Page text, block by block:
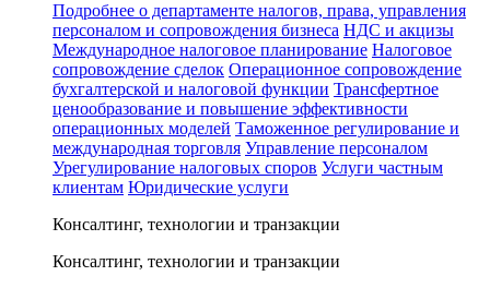
Подробнее о департаменте налогов, права, управления
персоналом и сопровождения бизнеса НДС и акцизы
Международное налоговое планирование Налоговое
сопровождение сделок Операционное сопровождение
бухгалтерской и налоговой функции Трансфертное
ценообразование и повышение эффективности
операционных моделей Таможенное регулирование и
международная торговля Управление персоналом
Урегулирование налоговых споров Услуги частным
клиентам Юридические услуги
Консалтинг, технологии и транзакции
Консалтинг, технологии и транзакции